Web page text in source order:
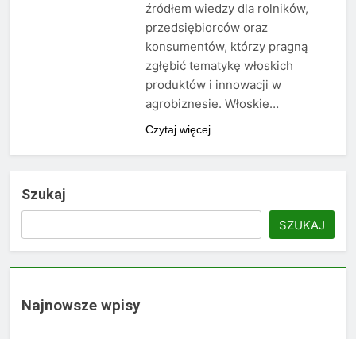
źródłem wiedzy dla rolników,
przedsiębiorców oraz
konsumentów, którzy pragną
zgłębić tematykę włoskich
produktów i innowacji w
agrobiznesie. Włoskie…
Czytaj więcej
Szukaj
SZUKAJ
Najnowsze wpisy